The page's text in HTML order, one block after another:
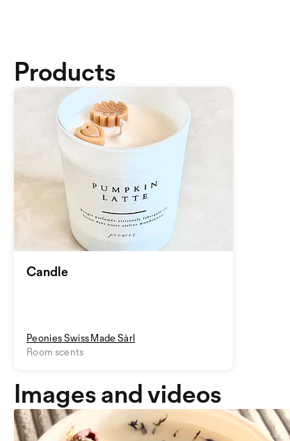
Candle
Peonies Swiss Made Sàrl
Room scents
Products
Images and videos